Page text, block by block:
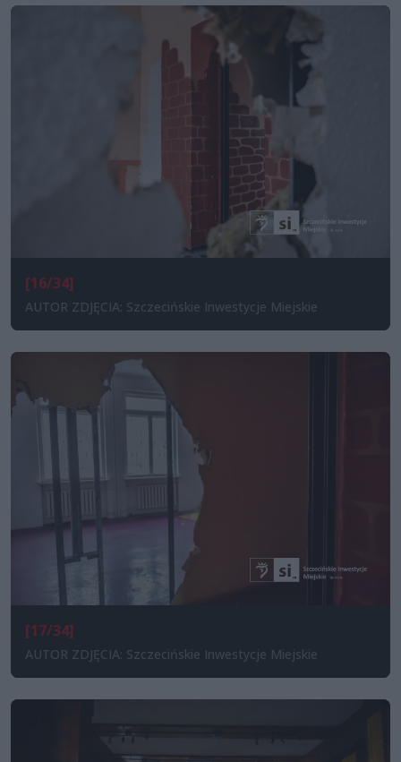
[16/34]
AUTOR ZDJĘCIA: Szczecińskie Inwestycje Miejskie
[17/34]
AUTOR ZDJĘCIA: Szczecińskie Inwestycje Miejskie